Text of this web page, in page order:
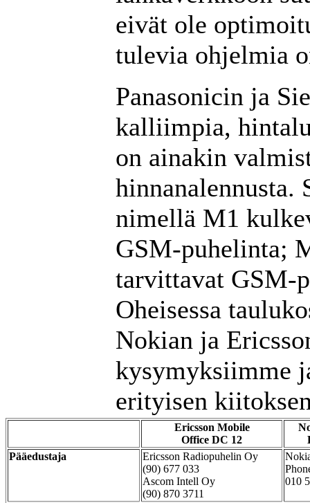
eivät ole
tulevia ohjelmia
Panasonicin ja
kalliimpia,
on ainakin
hinnanalennusta.
nimellä M1
GSM-puhelinta;
tarvittavat GSM-
Oheisessa
Nokian ja
kysymyksiimme
erityisen
Ericsson Mobile
Office DC 12
Pääedustaja
Ericsson Radiopuhelin Oy
(90) 677 033
Ascom Intell Oy
(90) 870 3711
010